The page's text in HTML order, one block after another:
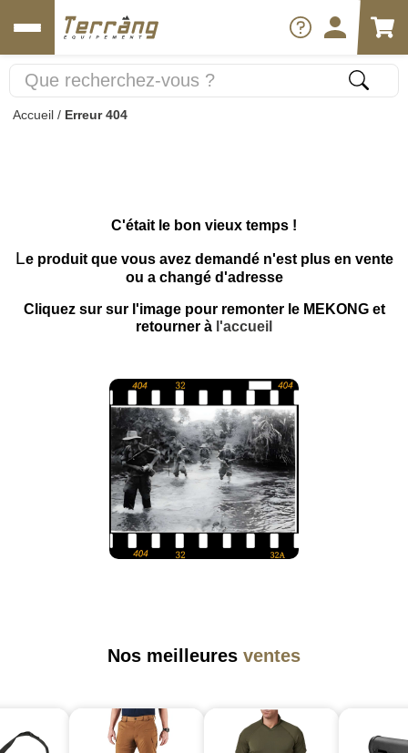
Accueil / Erreur 404
C'était le bon vieux temps !
Le produit que vous avez demandé n'est plus en vente
ou a changé d'adresse
Cliquez sur sur l'image pour remonter le MEKONG et
retourner à l'accueil
Nos meilleures ventes